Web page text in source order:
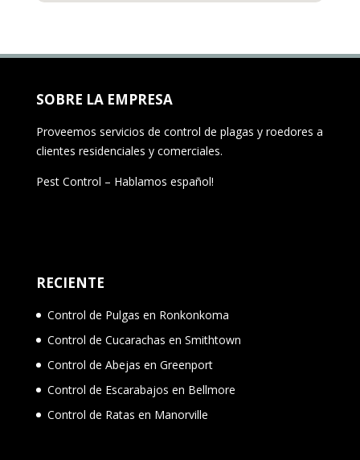
SOBRE LA EMPRESA
Proveemos servicios de control de plagas y roedores a
clientes residenciales y comerciales.
Pest Control – Hablamos español!
RECIENTE
Control de Pulgas en Ronkonkoma
Control de Cucarachas en Smithtown
Control de Abejas en Greenport
Control de Escarabajos en Bellmore
Control de Ratas en Manorville